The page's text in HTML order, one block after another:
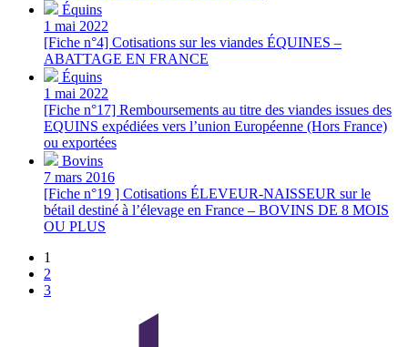
Équins
1 mai 2022
[Fiche n°4] Cotisations sur les viandes ÉQUINES –
ABATTAGE EN FRANCE
Équins
1 mai 2022
[Fiche n°17] Remboursements au titre des viandes issues des
EQUINS expédiées vers l’union Européenne (Hors France)
ou exportées
Bovins
7 mars 2016
[Fiche n°19 ] Cotisations ÉLEVEUR-NAISSEUR sur le
bétail destiné à l’élevage en France – BOVINS DE 8 MOIS
OU PLUS
1
2
3